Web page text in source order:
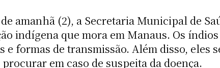
amanhã (2), a Secretaria Municipal de
indígena que mora em Manaus. Os
e formas de transmissão. Além disso, eles
em caso de suspeita da doença.